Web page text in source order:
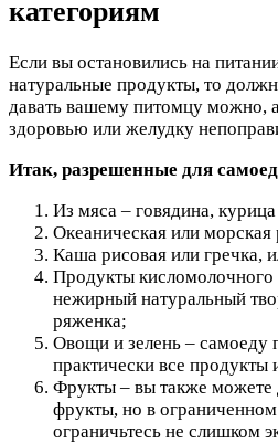
категориям
Если вы остановились на
натуральные продукты, то
давать вашему питомцу можно,
здоровью или желудку
Итак, разрешенные для
Из мяса – говядина,
Океаническая или морская
Каша рисовая или гречка,
Продукты
нежирный натуральный
ряженка;
Овощи и зелень – самоеду
практически все продукты
Фрукты – вы также можете
фрукты, но в ограниченном
ограничьтесь не слишком